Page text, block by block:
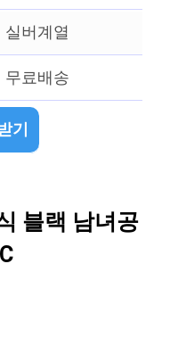
실버계열
무료배송
기
블랙 남녀공